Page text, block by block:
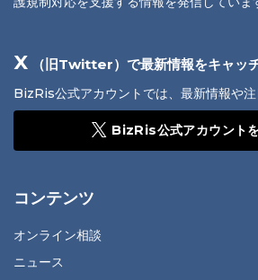
X （旧Twitter）で最新情報をキャッ
BizRis公式アカウントでは、最新情報や注
BizRis公式アカウント
コンテンツ
オンライン相談
ニュース